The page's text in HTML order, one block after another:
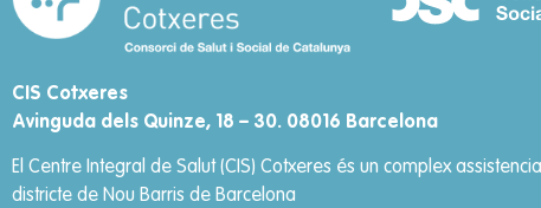
CIS Cotxeres
Avinguda dels Quinze, 18 – 30. 08016 Barcelona
El Centre Integral de Salut (CIS) Cotxeres és un complex
districte de Nou Barris de Barcelona